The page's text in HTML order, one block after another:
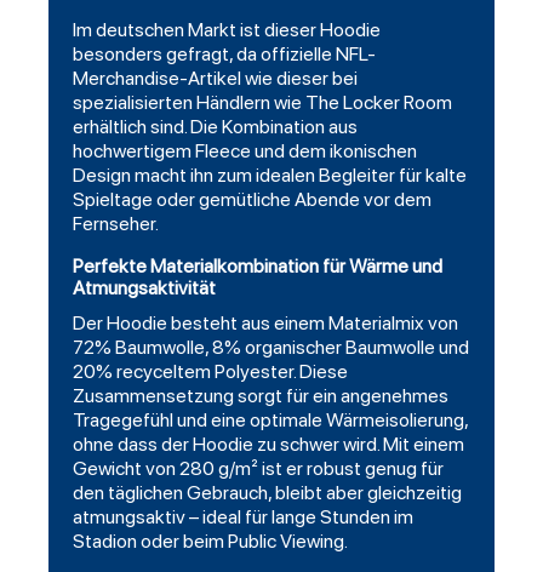
Im deutschen Markt ist dieser Hoodie
besonders gefragt, da offizielle NFL-
Merchandise-Artikel wie dieser bei
spezialisierten Händlern wie The Locker Room
erhältlich sind. Die Kombination aus
hochwertigem Fleece und dem ikonischen
Design macht ihn zum idealen Begleiter für kalte
Spieltage oder gemütliche Abende vor dem
Fernseher.
Perfekte Materialkombination für Wärme und
Atmungsaktivität
Der Hoodie besteht aus einem Materialmix von
72% Baumwolle, 8% organischer Baumwolle und
20% recyceltem Polyester. Diese
Zusammensetzung sorgt für ein angenehmes
Tragegefühl und eine optimale Wärmeisolierung,
ohne dass der Hoodie zu schwer wird. Mit einem
Gewicht von 280 g/m² ist er robust genug für
den täglichen Gebrauch, bleibt aber gleichzeitig
atmungsaktiv – ideal für lange Stunden im
Stadion oder beim Public Viewing.